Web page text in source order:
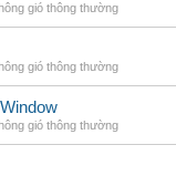
gió thông thường
gió thông thường
gió thông thường